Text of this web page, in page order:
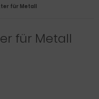
für Metall
für Metall